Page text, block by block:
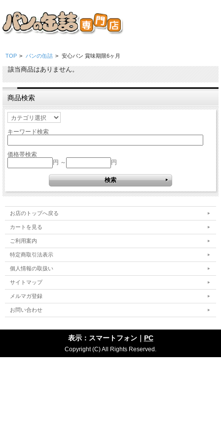
TOP > パンの缶詰 > 安心パン 賞味期限6ヶ月
該当商品はありません。
商品検索
キーワード検索
価格帯検索
円 ～
円
お店のトップへ戻る
カートを見る
ご利用案内
特定商取引法表示
個人情報の取扱い
サイトマップ
メルマガ登録
お問い合わせ
表示：スマートフォン｜ PC
Copyright (C) All Rights Reserved.